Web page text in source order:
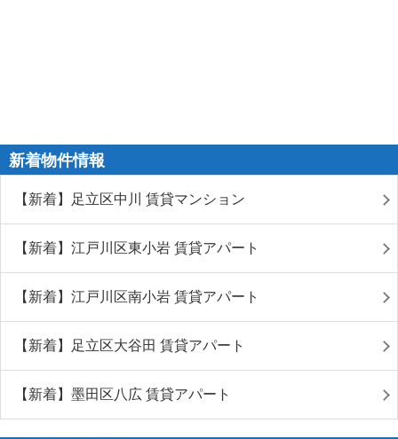
新着物件情報
【新着】足立区中川 賃貸マンション
【新着】江戸川区東小岩 賃貸アパート
【新着】江戸川区南小岩 賃貸アパート
【新着】足立区大谷田 賃貸アパート
【新着】墨田区八広 賃貸アパート